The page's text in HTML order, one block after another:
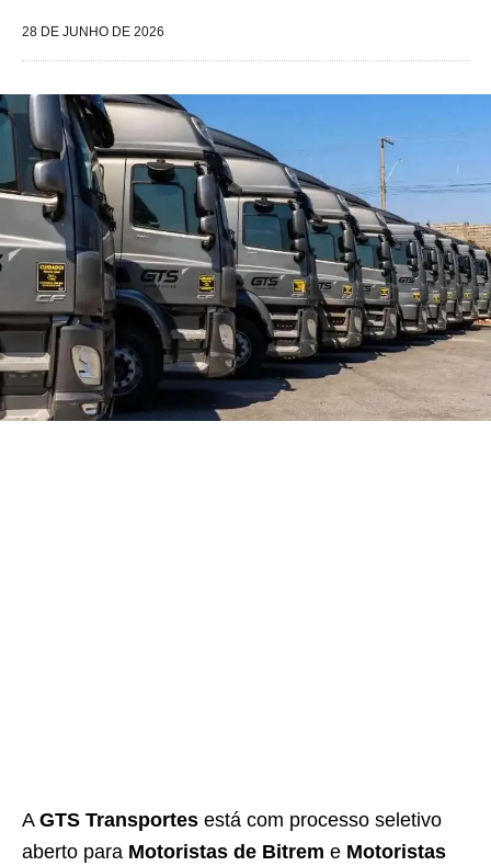
28 DE JUNHO DE 2026
A GTS Transportes está com processo seletivo
aberto para Motoristas de Bitrem e Motoristas